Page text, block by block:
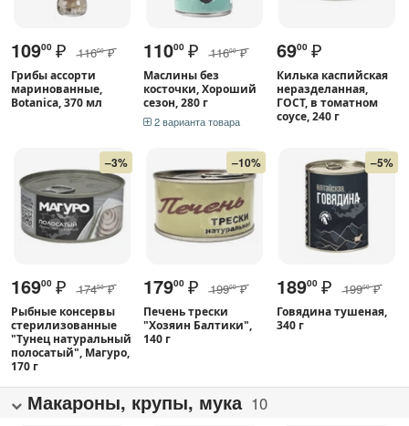
10900 ₽ 11600 ₽
Грибы ассорти
маринованные,
Botanica, 370 мл
11000 ₽ 11600 ₽
Маслины без
косточки, Хороший
сезон, 280 г
2 варианта товара
6900 ₽
Килька каспийская
неразделанная,
ГОСТ, в томатном
соусе, 240 г
–3%
16900 ₽ 17450 ₽
Рыбные консервы
стерилизованные
"Тунец натуральный
полосатый", Магуро,
170 г
–10%
17900 ₽ 19900 ₽
Печень трески
"Хозяин Балтики",
140 г
–5%
18900 ₽ 19900 ₽
Говядина тушеная,
340 г
Макароны, крупы, мука 10